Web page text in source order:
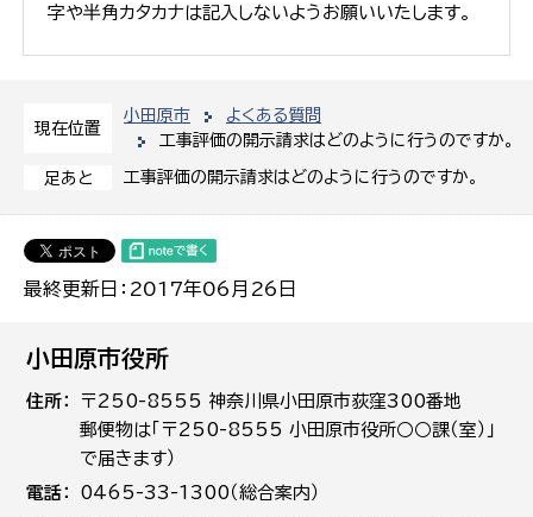
現在位置
小田原市
よくある質問
工事評価の開示請求はどのように行うのですか。
足あと 工事評価の開示請求はどのように行うのですか。
最終更新日：2017年06月26日
字や半角カタカナは記入しないようお願いいたします。
小田原市役所
住所
〒250-8555 神奈川県小田原市荻窪300番地
郵便物は「〒250-8555 小田原市役所○○課（室）」
で届きます）
電話
0465-33-1300（総合案内）